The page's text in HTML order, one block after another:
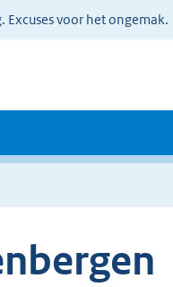
voor het ongemak.